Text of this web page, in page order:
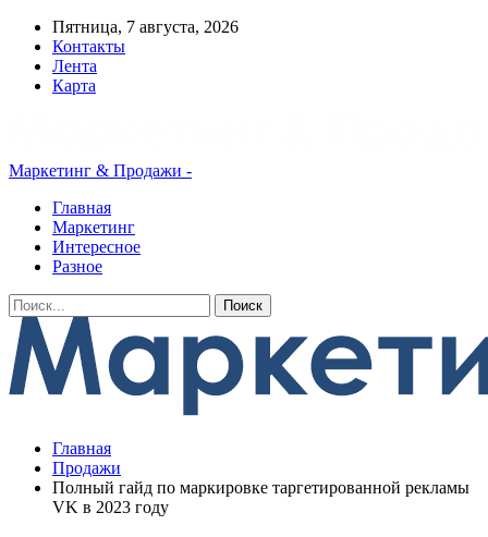
Пятница, 7 августа, 2026
Контакты
Лента
Карта
Маркетинг & Продажи -
Главная
Маркетинг
Интересное
Разное
Главная
Продажи
Полный гайд по маркировке таргетированной рекламы
VK в 2023 году